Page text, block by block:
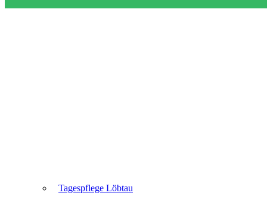
Tagespflege Löbtau